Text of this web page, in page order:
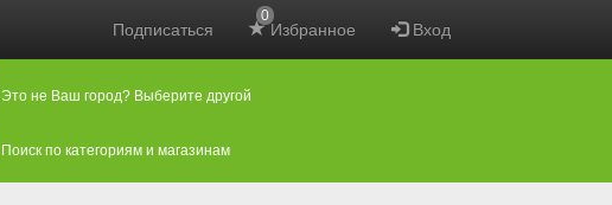
Подписаться Избранное
0
Вход
Это не Ваш город? Выберите другой
Поиск по категориям и магазинам